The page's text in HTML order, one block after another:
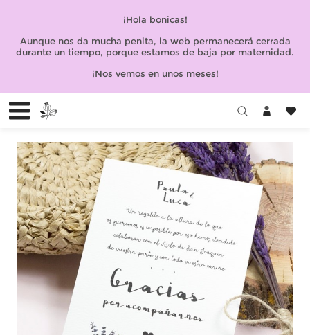
¡Hola bonicas!
Aunque nos da mucha penita, la web permanecerá cerrada
durante un tiempo, porque estamos de baja por maternidad.
¡Nos vemos en unos meses!